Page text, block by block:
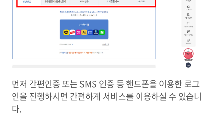
먼저 간편인증 또는 SMS 인증 등 핸드폰을 이용한 로그
인을 진행하시면 간편하게 서비스를 이용하실 수 있습니
다.